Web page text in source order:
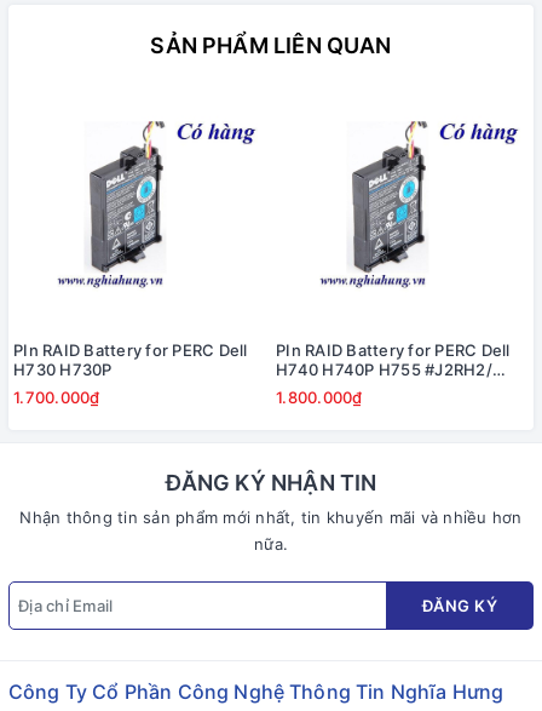
SẢN PHẨM LIÊN QUAN
PIn RAID Battery for PERC Dell
H730 H730P
1.700.000₫
PIn RAID Battery for PERC Dell
H740 H740P H755 #J2RH2/
NWJ48
1.800.000₫
ĐĂNG KÝ NHẬN TIN
Nhận thông tin sản phẩm mới nhất, tin khuyến mãi và nhiều hơn
nữa.
ĐĂNG KÝ
Công Ty Cổ Phần Công Nghệ Thông Tin Nghĩa Hưng